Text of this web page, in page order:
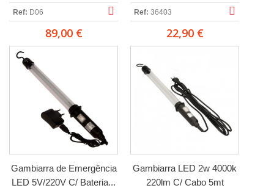
Ref: D06
89,00 €
Ref: 36403
22,90 €
Gambiarra de Emergência
LED 5V/220V C/ Bateria...
Gambiarra LED 2w 4000k
220lm C/ Cabo 5mt